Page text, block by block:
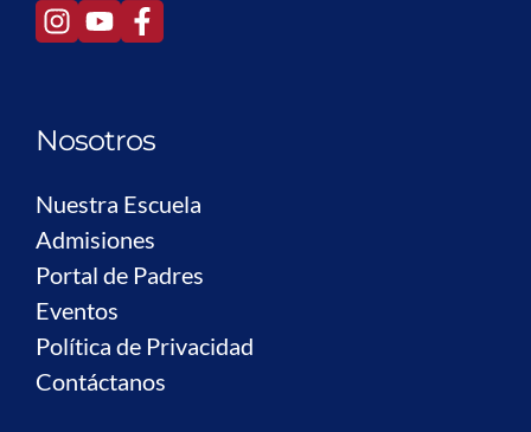
Nosotros
Nuestra Escuela
Admisiones
Portal de Padres
Eventos
Política de Privacidad
Contáctanos